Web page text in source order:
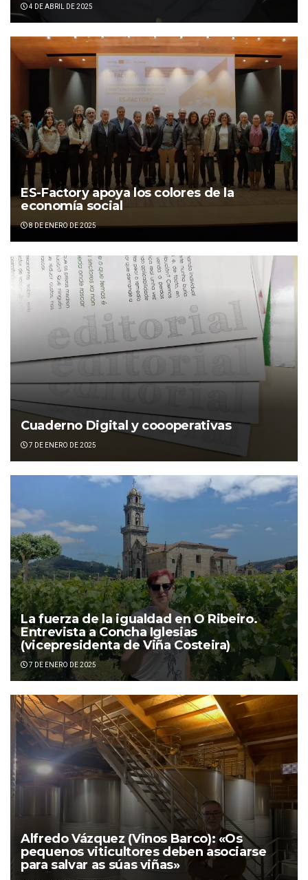
4 DE ABRIL DE 2025
ES-Factory apoya los colores de la
economía social
8 DE ENERO DE 2025
Cuaderno Digital y coooperativas
7 DE ENERO DE 2025
La fuerza de la igualdad en O Ribeiro.
Entrevista a Concha Iglesias
(vicepresidenta de Viña Costeira)
7 DE ENERO DE 2025
Alfredo Vázquez (Vinos Barco): «Os
pequenos viticultores deben asociarse
para salvar as súas viñas»